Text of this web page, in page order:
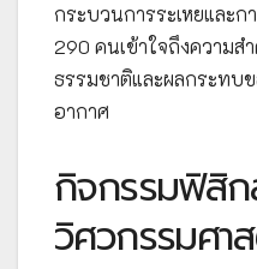
กระบวนการระเหยและ
290 คนเข้าใจถึงความ
ธรรมชาติและผลกระทบ
อากาศ
กิจกรรมฟิสิก
วิศวกรรมศา